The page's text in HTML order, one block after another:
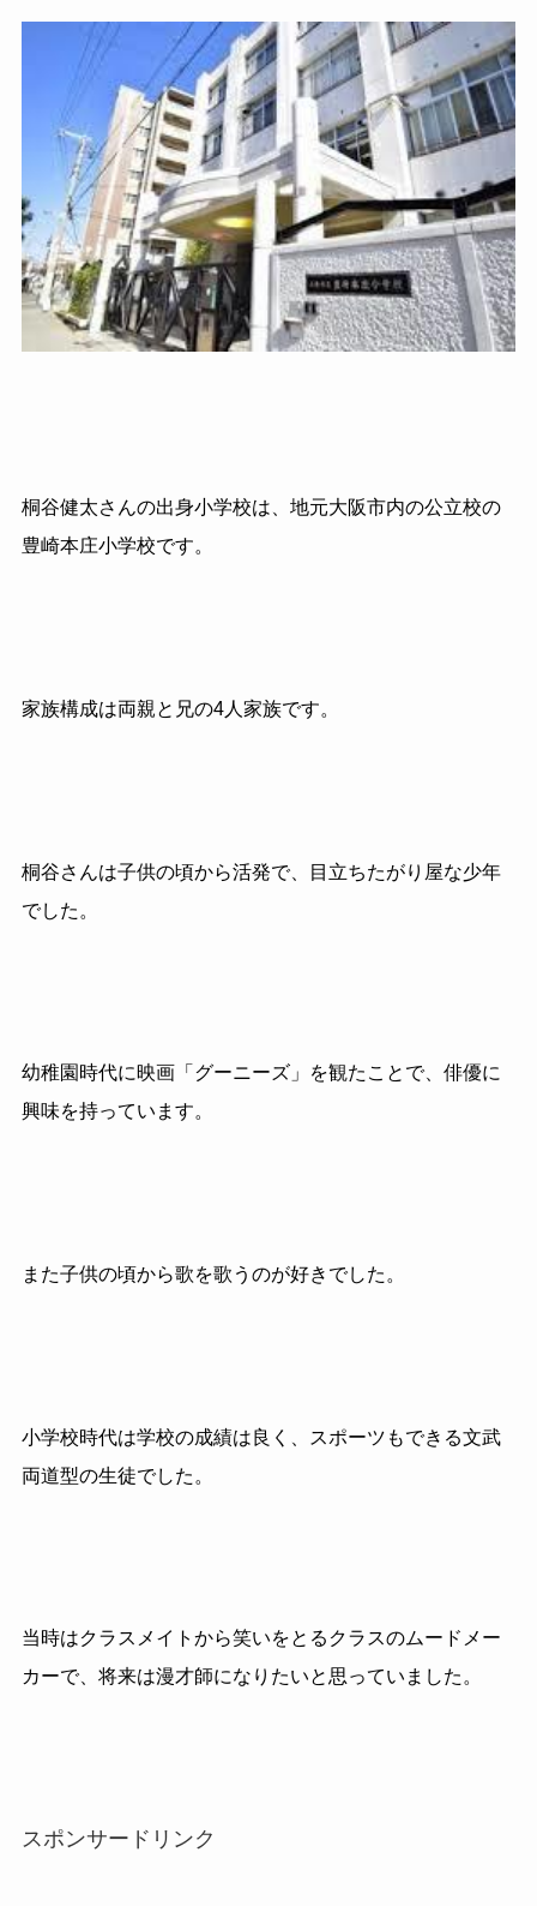
桐谷健太さんの出身小学校は、地元大阪市内の公立校の
豊崎本庄小学校です。
家族構成は両親と兄の4人家族です。
桐谷さんは子供の頃から活発で、目立ちたがり屋な少年
でした。
幼稚園時代に映画「グーニーズ」を観たことで、俳優に
興味を持っています。
また子供の頃から歌を歌うのが好きでした。
小学校時代は学校の成績は良く、スポーツもできる文武
両道型の生徒でした。
当時はクラスメイトから笑いをとるクラスのムードメー
カーで、将来は漫才師になりたいと思っていました。
スポンサードリンク